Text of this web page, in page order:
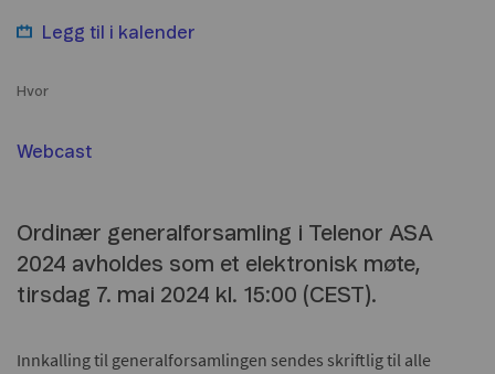
Legg til i kalender
Hvor
Webcast
Ordinær generalforsamling i Telenor ASA
2024 avholdes som et elektronisk møte,
tirsdag 7. mai 2024 kl. 15:00 (CEST).
Innkalling til generalforsamlingen sendes skriftlig til alle